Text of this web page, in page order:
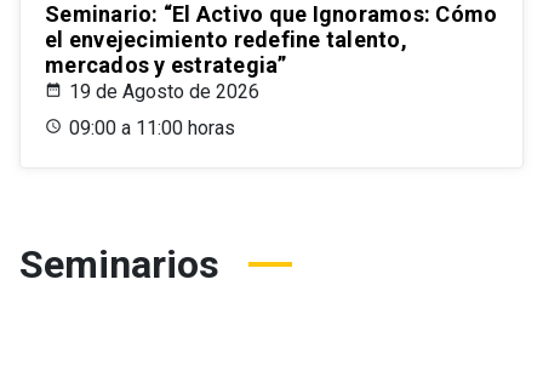
Seminario: “El Activo que Ignoramos: Cómo
el envejecimiento redefine talento,
mercados y estrategia”
19 de Agosto de 2026
09:00 a 11:00 horas
Seminarios